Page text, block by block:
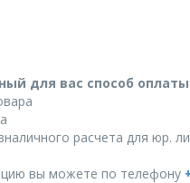
для вас способ
расчета для юр.
вы можете по телефону